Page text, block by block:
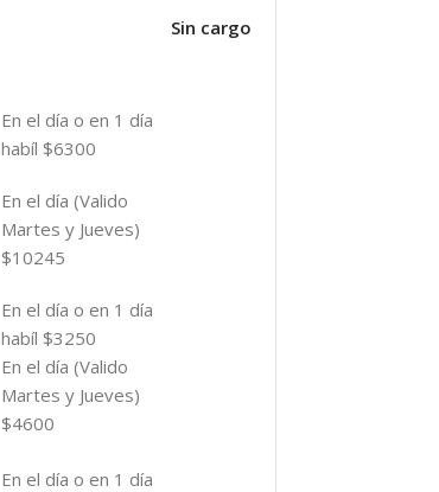
Sin cargo
En el día o en 1 día
habíl $6300
En el día (Valido
Martes y Jueves)
$10245
En el día o en 1 día
habíl $3250
En el día (Valido
Martes y Jueves)
$4600
En el día o en 1 día